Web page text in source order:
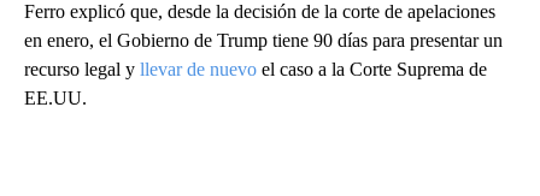
Ferro explicó que, desde la decisión de la corte de apelaciones
en enero, el Gobierno de Trump tiene 90 días para presentar un
recurso legal y llevar de nuevo el caso a la Corte Suprema de
EE.UU.